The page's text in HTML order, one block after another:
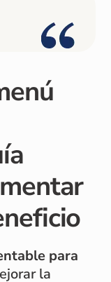
para
la